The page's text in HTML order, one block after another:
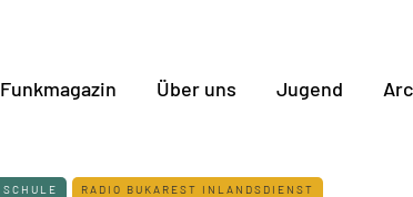
Funkmagazin Über uns Jugend
SCHULE RADIO BUKAREST INLANDSDIENST